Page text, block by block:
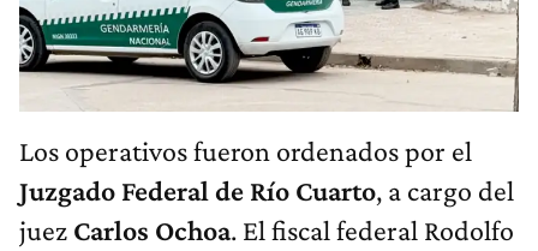
Los operativos fueron ordenados por el
Juzgado Federal de Río Cuarto, a cargo del
juez Carlos Ochoa. El fiscal federal Rodolfo